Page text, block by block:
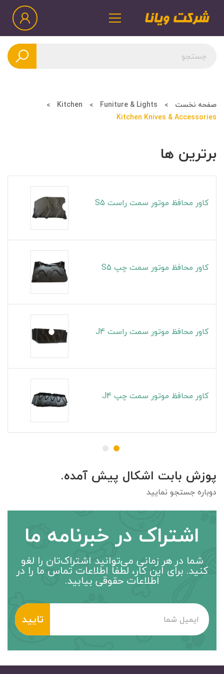
صفحه نخست Funiture & Lights
Kitchen
Kitchen Knives & Accessories
برترین ها
کاور محافظ موتور سمت راست S5
کاور محافظ موتور سمت چپ S5
کاور محافظ موتور سمت راست J4
کاور محافظ موتور سمت چپ J4
پوزش بابت اشکال پیش آمده.
دوباره جستجو نمایید
اشتراک در خبرنامه ما
شما در هر زمانی می‌توانید اشتراک‌تان را لغو
کنید. برای این کار، لطفاً اطلاعات تماس ما را در
اطلاعات حقوقی بیابید.